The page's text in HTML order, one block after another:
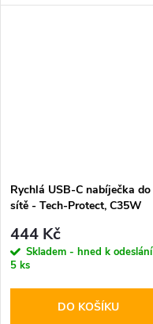
Rychlá USB-C nabíječka do
sítě - Tech-Protect, C35W
444 Kč
Skladem - hned k odeslání
5 ks
DO KOŠÍKU